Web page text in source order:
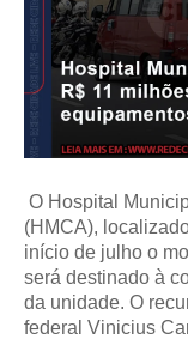
O Hospital
(HMCA),
início de julho o
será destinado à
da unidade. O
federal Vinicius